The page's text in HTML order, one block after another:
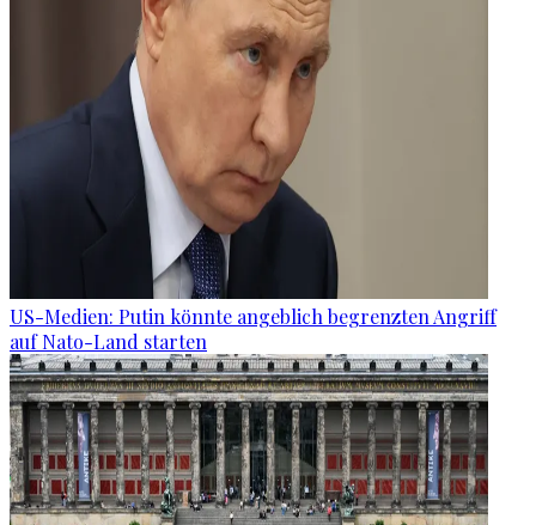
US-Medien: Putin könnte angeblich begrenzten Angriff
auf Nato-Land starten